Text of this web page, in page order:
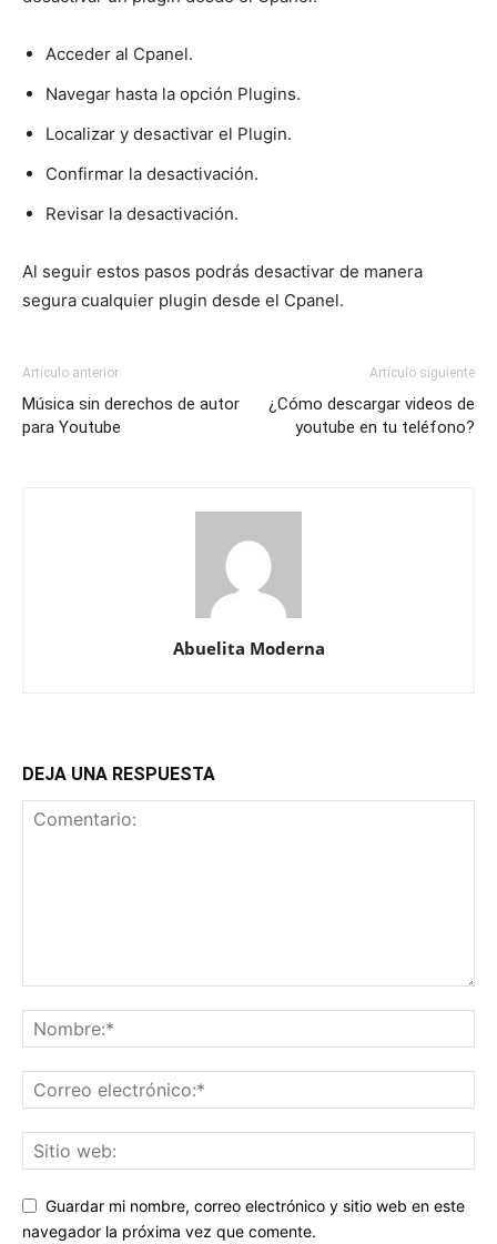
Acceder al Cpanel.
Navegar hasta la opción Plugins.
Localizar y desactivar el Plugin.
Confirmar la desactivación.
Revisar la desactivación.
Al seguir estos pasos podrás desactivar de manera
segura cualquier plugin desde el Cpanel.
Artículo anterior
Música sin derechos de autor
para Youtube
Artículo siguiente
¿Cómo descargar videos de
youtube en tu teléfono?
Abuelita Moderna
DEJA UNA RESPUESTA
Guardar mi nombre, correo electrónico y sitio web en este
navegador la próxima vez que comente.